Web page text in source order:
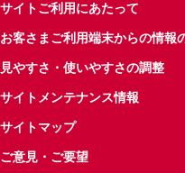
サイトご利用にあたって
お客さまご利用端末からの情報
見やすさ・使いやすさの調整
サイトメンテナンス情報
サイトマップ
ご意見・ご要望